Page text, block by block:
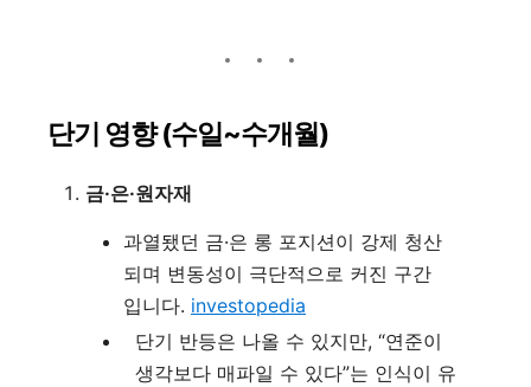
단기 영향 (수일~수개월)
금·은·원자재
과열됐던 금·은 롱 포지션이 강제 청산
되며 변동성이 극단적으로 커진 구간
입니다. investopedia
단기 반등은 나올 수 있지만, “연준이
생각보다 매파일 수 있다”는 인식이 유